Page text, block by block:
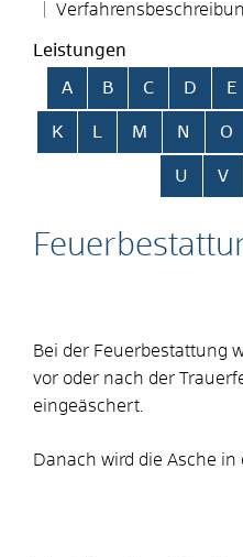
Leistungen
Alphabetisches Register
A B C D E
K L M N O
U V
Bei der Feuerbestattung
vor oder nach der
eingeäschert.
Danach wird die Asche in